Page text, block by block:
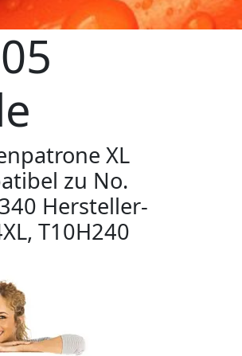
XL
zu No.
Hersteller-
T10H240